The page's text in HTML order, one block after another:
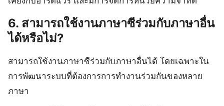
6. สามารถใช้งานภาษาซีร่วมกับภาษาอื่น
ได้หรือไม่?
สามารถใช้งานภาษาซีร่วมกับภาษาอื่นได้ โดยเฉพาะใน
การพัฒนาระบบที่ต้องการการทำงานร่วมกันของหลาย
ภาษา